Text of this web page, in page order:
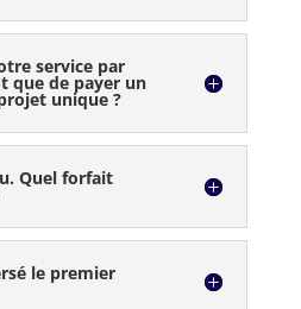
service par
que de payer un
unique ?
Quel forfait
le premier